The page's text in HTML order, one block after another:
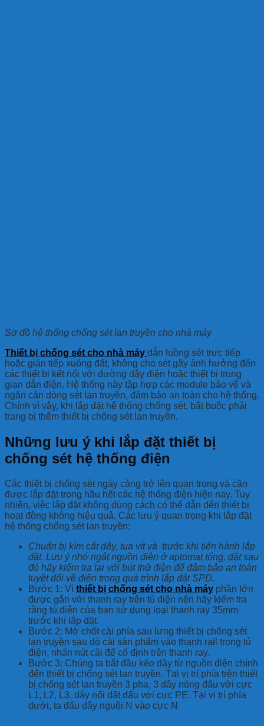
Sơ đồ hệ thống chống sét lan truyền cho nhà máy
Thiết bị chống sét cho nhà máy dẫn luồng sét trực tiếp
hoặc gián tiếp xuống đất, không cho sét gây ảnh hưởng đến
các thiết bị kết nối với đường dây điện hoặc thiết bị trung
gian dẫn điện. Hệ thống này tập hợp các module bảo vệ và
ngăn cản dòng sét lan truyền, đảm bảo an toàn cho hệ thống.
Chính vì vậy, khi lắp đặt hệ thống chống sét, bắt buộc phải
trang bị thêm thiết bị chống sét lan truyền.
Những lưu ý khi lắp đặt thiết bị
chống sét hệ thống điện
Các thiết bị chống sét ngày càng trở lên quan trọng và cần
được lắp đặt trong hầu hết các hệ thống điện hiện nay. Tuy
nhiên, việc lắp đặt không đúng cách có thể dẫn đến thiết bị
hoạt động không hiệu quả. Các lưu ý quan trọng khi lắp đặt
hệ thống chống sét lan truyền:
Chuẩn bị kìm cắt dây, tua vít và trước khi tiến hành lắp
đặt. Lưu ý nhớ ngắt nguồn điện ở aptomat tổng, đặt sau
đó hãy kiểm tra lại với bút thử điện để đảm bảo an toàn
tuyệt đối về điện trong quá trình lắp đặt SPD.
Bước 1: Vì thiết bị chống sét cho nhà máy phần lớn
được gắn với thanh ray trên tủ điện nên hãy kiểm tra
rằng tủ điện của bạn sử dụng loại thanh ray 35mm
trước khi lắp đặt.
Bước 2: Mở chốt cài phía sau lưng thiết bị chống sét
lan truyền sau đó cài sản phẩm vào thanh rail trong tủ
điện, nhấn nút cài để cố định trên thanh ray.
Bước 3: Chúng ta bắt đầu kéo dây từ nguồn điện chính
đến thiết bị chống sét lan truyền. Tại vị trí phía trên thiết
bị chống sét lan truyền 3 pha, 3 dây nóng đấu với cực
L1, L2, L3, dây nối đất đấu với cực PE. Tại vị trí phía
dưới, ta đấu dây nguội N vào cực N